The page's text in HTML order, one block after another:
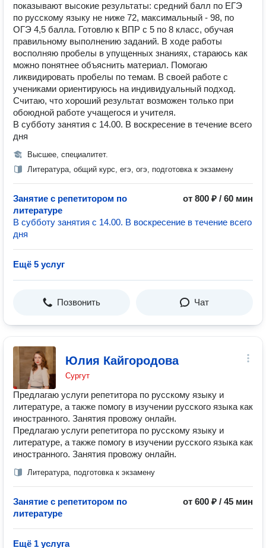
показывают высокие результаты: средний балл по ЕГЭ
по русскому языку не ниже 72, максимальный - 98, по
ОГЭ 4,5 балла. Готовлю к ВПР с 5 по 8 класс, обучая
правильному выполнению заданий. В ходе работы
восполняю пробелы в упущенных знаниях, стараюсь как
можно понятнее объяснить материал. Помогаю
ликвидировать пробелы по темам. В своей работе с
учениками ориентируюсь на индивидуальный подход.
Считаю, что хороший результат возможен только при
обоюдной работе учащегося и учителя.
В субботу занятия с 14.00. В воскресение в течение всего
дня
Высшее, специалитет.
Литература, общий курс, егэ, огэ, подготовка к экзамену
Занятие с репетитором по
литературе
от 800 ₽ / 60 мин
В субботу занятия с 14.00. В воскресение в течение всего
дня
Ещё 5 услуг
Позвонить Чат
Юлия Кайгородова
Сургут
Предлагаю услуги репетитора по русскому языку и
литературе, а также помогу в изучении русского языка как
иностранного. Занятия провожу онлайн.
Предлагаю услуги репетитора по русскому языку и
литературе, а также помогу в изучении русского языка как
иностранного. Занятия провожу онлайн.
Литература, подготовка к экзамену
Занятие с репетитором по
литературе
от 600 ₽ / 45 мин
Ещё 1 услуга